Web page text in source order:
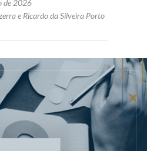
de 2026
e Ricardo da Silveira Porto